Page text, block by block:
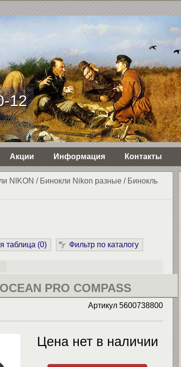
12
Акции Информация Контакты
NIKON / Бинокли Nikon разные/ Бинокль
таблица (0) Фильтр по каталогу
PRO COMPASS
Артикул5600738800
Цена нет в наличии